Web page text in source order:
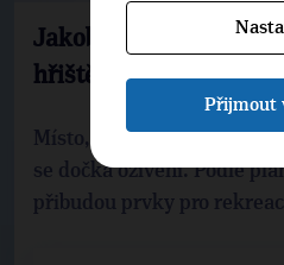
Jakob: U roztockého
hřiště i marina
Místo, kde u Roztok k
se dočká oživení. Podle
přibudou prvky pro
Přijmout